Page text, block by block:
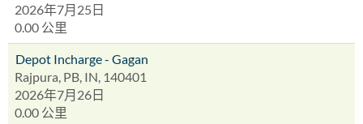
2026年7月25日
0.00 公里
Depot Incharge - Gagan
Rajpura, PB, IN, 140401
2026年7月26日
0.00 公里